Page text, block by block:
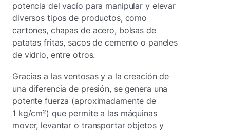
potencia del vacío para manipular y elevar
diversos tipos de productos, como
cartones, chapas de acero, bolsas de
patatas fritas, sacos de cemento o paneles
de vidrio, entre otros.
Gracias a las ventosas y a la creación de
una diferencia de presión, se genera una
potente fuerza (aproximadamente de
1 kg/cm²) que permite a las máquinas
mover, levantar o transportar objetos y